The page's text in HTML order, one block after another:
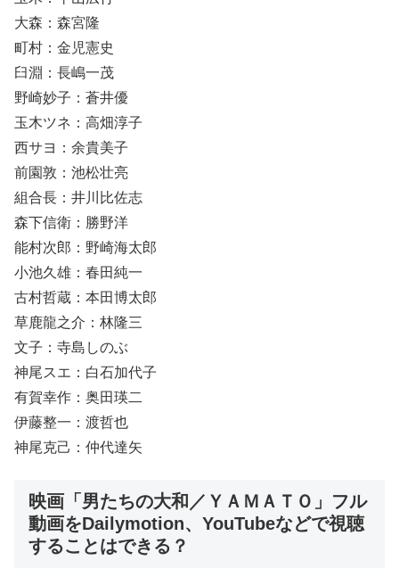
大森：森宮隆
町村：金児憲史
臼淵：長嶋一茂
野崎妙子：蒼井優
玉木ツネ：高畑淳子
西サヨ：余貴美子
前園敦：池松壮亮
組合長：井川比佐志
森下信衛：勝野洋
能村次郎：野崎海太郎
小池久雄：春田純一
古村哲蔵：本田博太郎
草鹿龍之介：林隆三
文子：寺島しのぶ
神尾スエ：白石加代子
有賀幸作：奥田瑛二
伊藤整一：渡哲也
神尾克己：仲代達矢
映画「男たちの大和／ＹＡＭＡＴＯ」フル
動画をDailymotion、YouTubeなどで視聴
することはできる？